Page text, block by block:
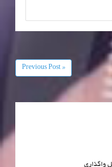
« Previous Post